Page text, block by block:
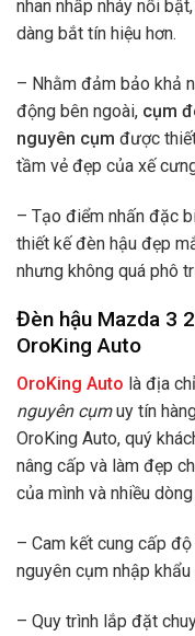
nhan nhấp nháy nổi
dàng bắt tín hiệu hơn.
– Nhằm đảm bảo khả
động bên ngoài, cụm
nguyên cụm được
tầm vẻ đẹp của xế
– Tạo điểm nhấn đặc
thiết kế đèn hậu đẹp
nhưng không quá phô
Đèn hậu Mazda 3
OroKing Auto
OroKing Auto là địa chỉ
nguyên cụmuy tín
OroKing Auto, quý
nâng cấp và làm đẹp
của mình và nhiều
– Cam kết cung cấp
nguyên cụm nhập khẩu
– Quy trình lắp đặt